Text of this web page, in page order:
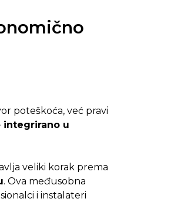
poteškoća, već pravi
integrirano u
veliki korak prema
. Ova međusobna
i instalateri